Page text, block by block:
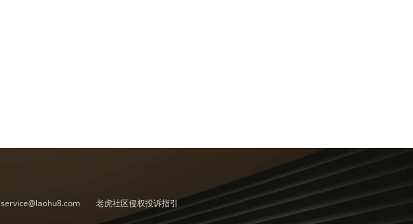
service@laohu8.com
老虎社区侵权投诉指引